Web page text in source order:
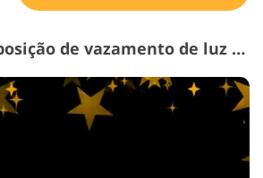
Vídeo de sobreposição de vazamento de luz # 18 "Falling Stars"